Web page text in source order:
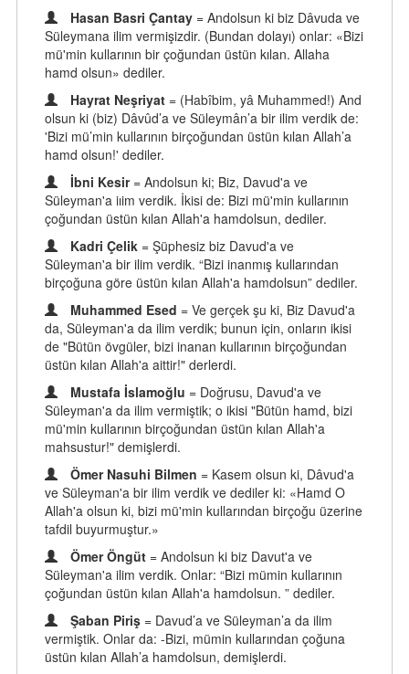
Hasan Basri Çantay = Andolsun ki biz Dâvuda ve
Süleymana ilim vermişizdir. (Bundan dolayı) onlar: «Bizi
mü'min kullarının bir çoğundan üstün kılan. Allaha
hamd olsun» dediler.
Hayrat Neşriyat = (Habîbim, yâ Muhammed!) And
olsun ki (biz) Dâvûd’a ve Süleymân’a bir ilim verdik de:
'Bizi mü’min kullarının birçoğundan üstün kılan Allah’a
hamd olsun!' dediler.
İbni Kesir = Andolsun ki; Biz, Davud'a ve
Süleyman'a iıim verdik. İkisi de: Bizi mü'min kullarının
çoğundan üstün kılan Allah'a hamdolsun, dediler.
Kadri Çelik = Şüphesiz biz Davud'a ve
Süleyman'a bir ilim verdik. “Bizi inanmış kullarından
birçoğuna göre üstün kılan Allah'a hamdolsun” dediler.
Muhammed Esed = Ve gerçek şu ki, Biz Davud'a
da, Süleyman'a da ilim verdik; bunun için, onların ikisi
de "Bütün övgüler, bizi inanan kullarının birçoğundan
üstün kılan Allah'a aittir!" derlerdi.
Mustafa İslamoğlu = Doğrusu, Davud'a ve
Süleyman'a da ilim vermiştik; o ikisi "Bütün hamd, bizi
mü'min kullarının birçoğundan üstün kılan Allah'a
mahsustur!" demişlerdi.
Ömer Nasuhi Bilmen = Kasem olsun ki, Dâvud'a
ve Süleyman'a bir ilim verdik ve dediler ki: «Hamd O
Allah'a olsun ki, bizi mü'min kullarından birçoğu üzerine
tafdil buyurmuştur.»
Ömer Öngüt = Andolsun ki biz Davut'a ve
Süleyman'a ilim verdik. Onlar: “Bizi mümin kullarının
çoğundan üstün kılan Allah'a hamdolsun. ” dediler.
Şaban Piriş = Davud’a ve Süleyman’a da ilim
vermiştik. Onlar da: -Bizi, mümin kullarından çoğuna
üstün kılan Allah’a hamdolsun, demişlerdi.